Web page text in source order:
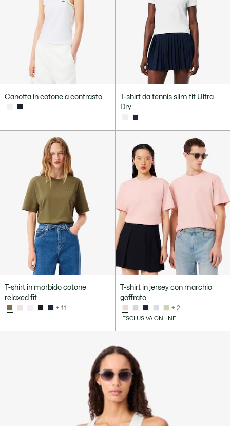
Canotta in cotone a contrasto
T-shirt da tennis slim fit Ultra
Dry
T-shirt in morbido cotone
relaxed fit
+ 11
T-shirt in jersey con marchio
goffrato
+ 2
ESCLUSIVA ONLINE